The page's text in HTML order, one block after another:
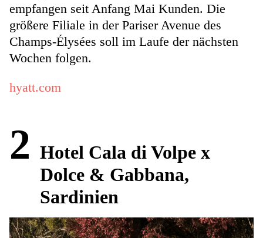
empfangen seit Anfang Mai Kunden. Die
größere Filiale in der Pariser Avenue des
Champs-Élysées soll im Laufe der nächsten
Wochen folgen.
hyatt.com
2 Hotel Cala di Volpe x
Dolce & Gabbana,
Sardinien